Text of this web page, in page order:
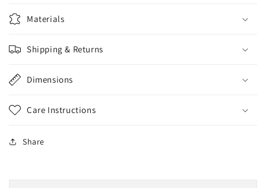
Materials
Shipping & Returns
Dimensions
Care Instructions
Share